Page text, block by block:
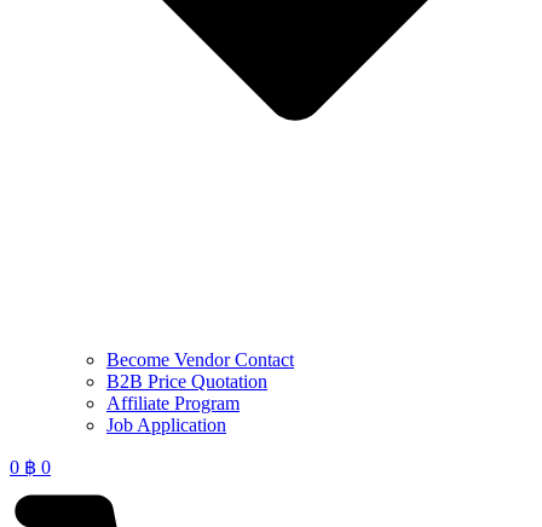
Become Vendor Contact
B2B Price Quotation
Affiliate Program
Job Application
0 ฿ 0